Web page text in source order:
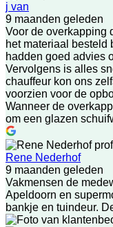
j van
9 maanden geleden
Voor de overkapping
het materiaal
hadden goed advies
Vervolgens is alles
chauffeur kon ons
voorzien voor de
Wanneer de
om een glazen
Rene Nederhof
9 maanden geleden
Vakmensen de
Apeldoorn en
bankje en tuindeur.